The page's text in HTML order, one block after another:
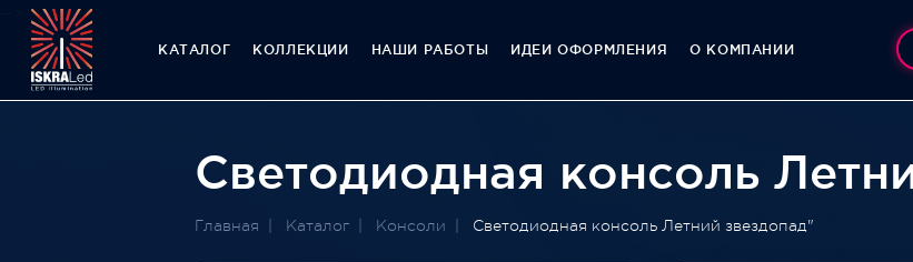
КАТАЛОГ КОЛЛЕКЦИИ НАШИ РАБОТЫ ИДЕИ ОФОРМЛЕНИЯ О КОМПАНИИ
Светодиодная консоль
Главная Каталог Консоли Светодиодная консоль Летний звездопад"